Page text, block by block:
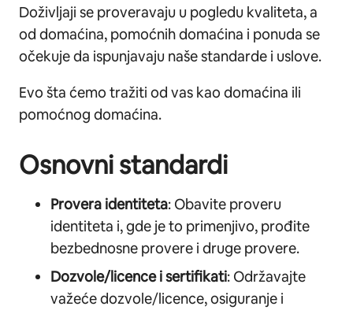
Doživljaji se proveravaju u pogledu kvaliteta, a
od domaćina, pomoćnih domaćina i ponuda se
očekuje da ispunjavaju naše standarde i uslove.
Evo šta ćemo tražiti od vas kao domaćina ili
pomoćnog domaćina.
Osnovni standardi
Provera identiteta: Obavite proveru
identiteta i, gde je to primenjivo, prođite
bezbednosne provere i druge provere.
Dozvole/licence i sertifikati: Održavajte
važeće dozvole/licence, osiguranje i